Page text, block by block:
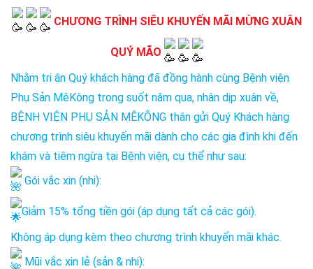
CHƯƠNG TRÌNH SIÊU KHUYẾN MÃI MỪNG XUÂN
QUÝ MÃO
Nhằm tri ân Quý khách hàng đã đồng hành cùng Bệnh viện
Phụ Sản MêKông trong suốt năm qua, nhân dịp xuân về,
BỆNH VIỆN PHỤ SẢN MÊKÔNG thân gửi Quý Khách hàng
chương trình siêu khuyến mãi dành cho các gia đình khi đến
khám và tiêm ngừa tại Bệnh viện, cụ thể như sau:
Gói vắc xin (nhi):
Giảm 15% tổng tiền gói (áp dụng tất cả các gói).
Không áp dụng kèm theo chương trình khuyến mãi khác.
Mũi vắc xin lẻ (sản & nhi):